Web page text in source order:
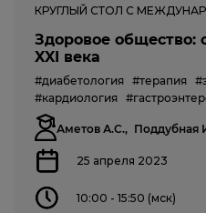
КРУГЛЫЙ СТОЛ С
Здоровое общество:
XXI века
#диабетология #терапия
#кардиология
Аметов А.С., Поддубная
25 апреля 2023
10:00 - 15:50 (мск)